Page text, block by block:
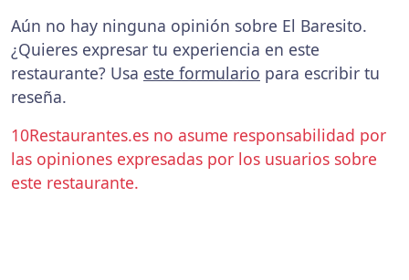
Aún no hay ninguna opinión sobre El Baresito.
¿Quieres expresar tu experiencia en este
restaurante? Usa este formulario para escribir tu
reseña.
10Restaurantes.es no asume responsabilidad por
las opiniones expresadas por los usuarios sobre
este restaurante.